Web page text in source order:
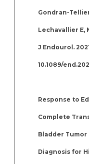
Gondran-
Lechavallier E,
J Endourol.
10.1089/
Response to
Complete
Bladder
Diagnosis for